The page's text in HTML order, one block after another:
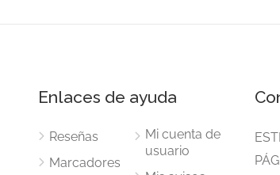
Enlaces de ayuda
Reseñas
Marcadores
Mi cuenta de
usuario